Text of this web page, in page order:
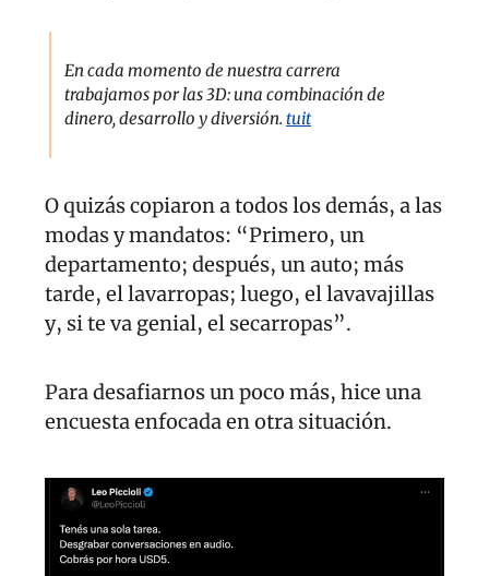
En cada momento de nuestra carrera
trabajamos por las 3D: una combinación de
dinero, desarrollo y diversión. tuit
O quizás copiaron a todos los demás, a las
modas y mandatos: “Primero, un
departamento; después, un auto; más
tarde, el lavarropas; luego, el lavavajillas
y, si te va genial, el secarropas”.
Para desafiarnos un poco más, hice una
encuesta enfocada en otra situación.